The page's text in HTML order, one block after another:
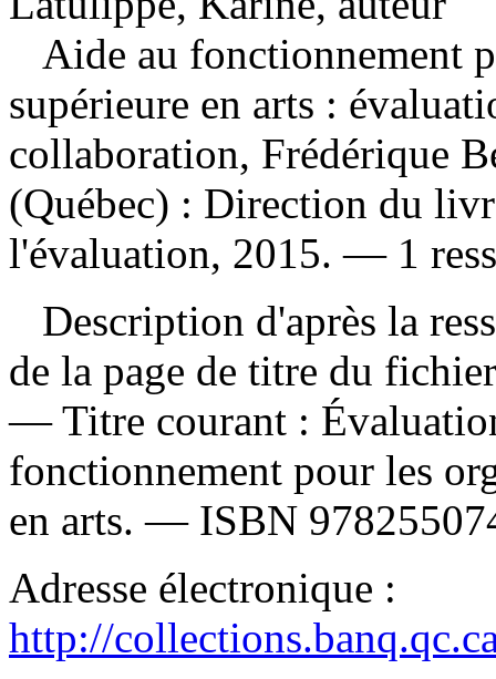
Aide au fonctionnement
supérieure en arts :
collaboration, Frédérique
(Québec) : Direction du
l'évaluation, 2015. — 1
Description d'après la
de la page de titre du
—Titre courant :
fonctionnement pour les
en arts. — ISBN
Adresse électronique :
http://